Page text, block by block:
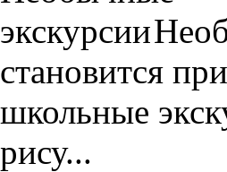
становится
школьные
рису...